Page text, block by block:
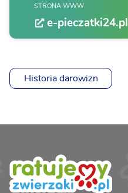
STRONA WWW
e-pieczatki24.pl
Historia darowizn